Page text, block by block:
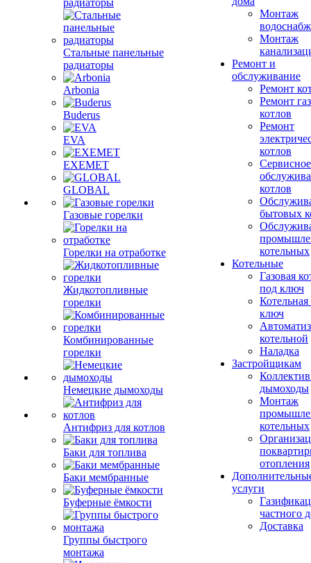
радиаторы
Стальные панельные
радиаторы
Arbonia
Buderus
EVA
EXEMET
GLOBAL
Газовые горелки
Горелки на отработке
Жидкотопливные
горелки
Комбинированные
горелки
Немецкие дымоходы
Антифриз для котлов
Баки для топлива
Баки мембранные
Буферные ёмкости
Группы быстрого
монтажа
Монтаж
Монтаж
Ремонт и
обслуживание
Ремонт
Ремонт
котлов
Ремонт
котлов
Сервисное
котлов
бытовых
котельных
Котельные
Газовая
под ключ
ключ
котельной
Наладка
Застройщикам
дымоходы
Монтаж
котельных
отопления
услуги
частного
Доставка